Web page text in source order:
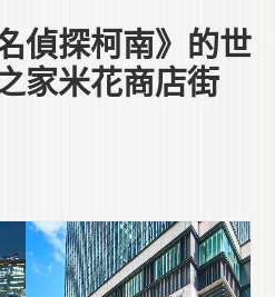
偵探柯南》的世
家米花商店街